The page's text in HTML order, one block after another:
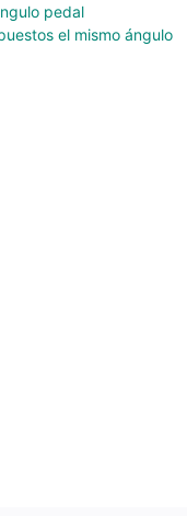
pedal
el mismo ángulo